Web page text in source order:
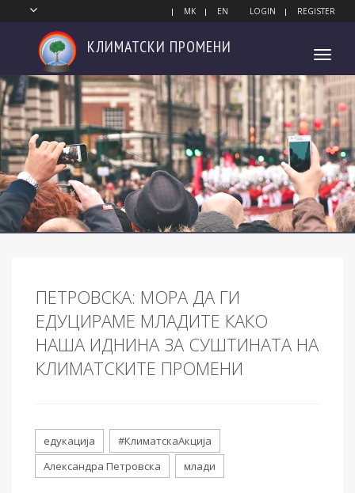
MK EN LOGIN REGISTER
Toggle
КЛИМАТСКИ ПРОМЕНИ
ПЕТРОВСКА: МОРА ДА ГИ
ЕДУЦИРАМЕ МЛАДИТЕ КАКО
НАША ИДНИНА ЗА СУШТИНАТА НА
КЛИМАТСКИТЕ ПРОМЕНИ
едукација
#КлиматскаАкција
Александра Петровска
млади